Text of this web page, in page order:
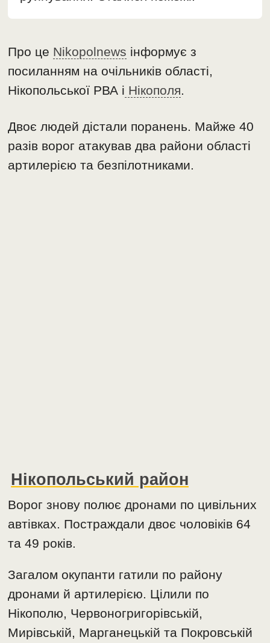
Про це Nikopolnews інформує з
посиланням на очільників області,
Нікопольської РВА і Нікополя.
Двоє людей дістали поранень. Майже 40
разів ворог атакував два райони області
артилерією та безпілотниками.
Нікопольський район
Ворог знову полює дронами по цивільних
автівках. Постраждали двоє чоловіків 64
та 49 років.
Загалом окупанти гатили по району
дронами й артилерією. Цілили по
Нікополю, Червоногригорівській,
Мирівській, Марганецькій та Покровській